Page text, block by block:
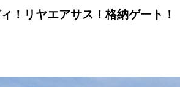
！リヤエアサス！格納ゲート！